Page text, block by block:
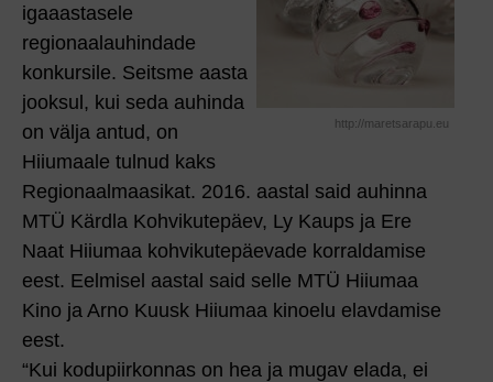
http://maretsarapu.eu
igaaastasele
regionaalauhindade
konkursile. Seitsme aasta
jooksul, kui seda auhinda
on välja antud, on
Hiiumaale tulnud kaks
Regionaalmaasikat. 2016. aastal said auhinna
MTÜ Kärdla Kohvikutepäev, Ly Kaups ja Ere
Naat Hiiumaa kohvikutepäevade korraldamise
eest. Eelmisel aastal said selle MTÜ Hiiumaa
Kino ja Arno Kuusk Hiiumaa kinoelu elavdamise
eest.
“Kui kodupiirkonnas on hea ja mugav elada, ei